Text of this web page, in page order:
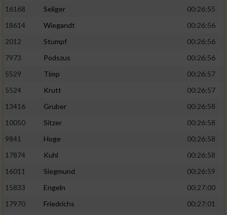
16168
Seliger
00:26:55
18614
Wiegandt
00:26:56
2012
Stumpf
00:26:56
7973
Podszus
00:26:56
5529
Timp
00:26:57
5524
Krutt
00:26:57
13416
Gruber
00:26:58
10050
Sitzer
00:26:58
9841
Hoge
00:26:58
17874
Kuhl
00:26:58
16011
Siegmund
00:26:59
15833
Engeln
00:27:00
17970
Friedrichs
00:27:01